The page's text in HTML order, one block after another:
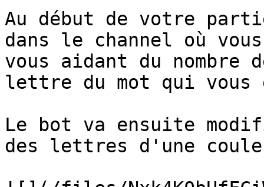
Au début de votre
dans le channel où
vous aidant du
lettre du mot qui vous
Le bot va ensuite
des lettres d'une